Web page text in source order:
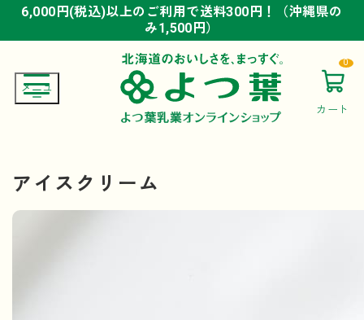
6,000円(税込)以上のご利用で送料300円！（沖縄県の
み1,500円）
6,000円(税込)以上のご利用で送料300円！（沖縄県の
み1,500円）
6,000円(税込)以上のご利用で送料300円！（沖縄県の
み1,500円）
カート
0
アイスクリーム